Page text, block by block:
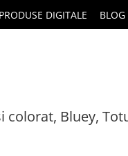
PRODUSE DIGITALE BLOG
colorat, Bluey,